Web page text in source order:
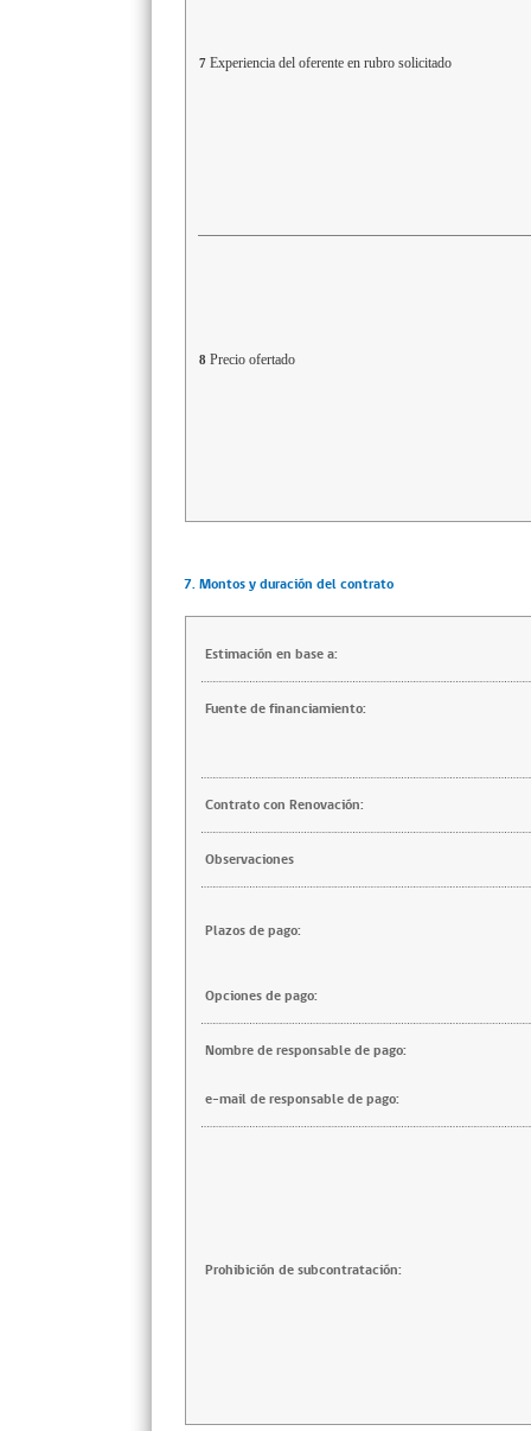
7 Experiencia del oferente en rubro solicitado
8 Precio ofertado
7. Montos y duración del contrato
Estimación en base a:
Fuente de financiamiento:
Contrato con Renovación:
Observaciones
Plazos de pago:
Opciones de pago:
Nombre de responsable de pago:
e-mail de responsable de pago:
Prohibición de subcontratación: